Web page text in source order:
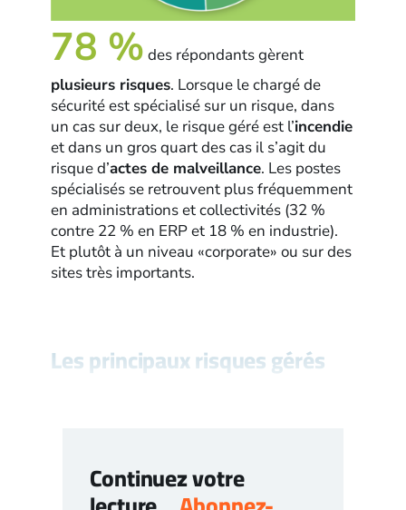
78 % des répondants gèrent
plusieurs risques. Lorsque le chargé de
sécurité est spécialisé sur un risque, dans
un cas sur deux, le risque géré est l’incendie
et dans un gros quart des cas il s’agit du
risque d’actes de malveillance. Les postes
spécialisés se retrouvent plus fréquemment
en administrations et collectivités (32 %
contre 22 % en ERP et 18 % en industrie).
Et plutôt à un niveau «corporate» ou sur des
sites très importants.
Les principaux risques gérés
Continuez votre